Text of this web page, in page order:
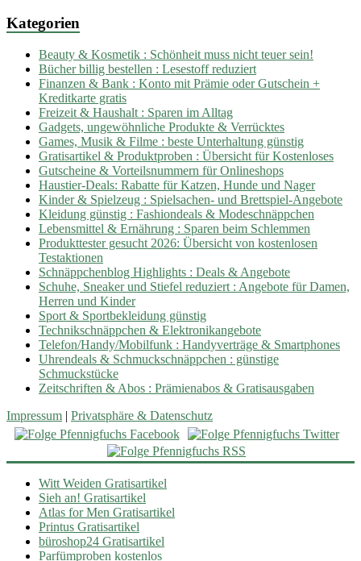
Kategorien
Beauty & Kosmetik : Schönheit muss nicht teuer sein!
Bücher billig bestellen : Lesestoff reduziert
Finanzen & Bank : Konto mit Prämie oder Gutschein +
Kreditkarte gratis
Freizeit & Haushalt : Sparen im Alltag
Gadgets, ungewöhnliche Produkte & Verrücktes
Games, Musik & Filme : beste Unterhaltung günstig
Gratisartikel & Produktproben : Übersicht für Kostenloses
Gutscheine & Vorteilsnummern für Onlineshops
Haustier-Deals: Rabatte für Katzen, Hunde und Nager
Kinder & Spielzeug : Spielsachen- und Brettspiel-Angebote
Kleidung günstig : Fashiondeals & Modeschnäppchen
Lebensmittel & Ernährung : Sparen beim Schlemmen
Produkttester gesucht 2026: Übersicht von kostenlosen
Testaktionen
Schnäppchenblog Highlights : Deals & Angebote
Schuhe, Sneaker und Stiefel reduziert : Angebote für Damen,
Herren und Kinder
Sport & Sportbekleidung günstig
Technikschnäppchen & Elektronikangebote
Telefon/Handy/Mobilfunk : Handyverträge & Smartphones
Uhrendeals & Schmuckschnäppchen : günstige
Schmuckstücke
Zeitschriften & Abos : Prämienabos & Gratisausgaben
Impressum | Privatsphäre & Datenschutz
Witt Weiden Gratisartikel
Sieh an! Gratisartikel
Atlas for Men Gratisartikel
Printus Gratisartikel
büroshop24 Gratisartikel
Parfümproben kostenlos